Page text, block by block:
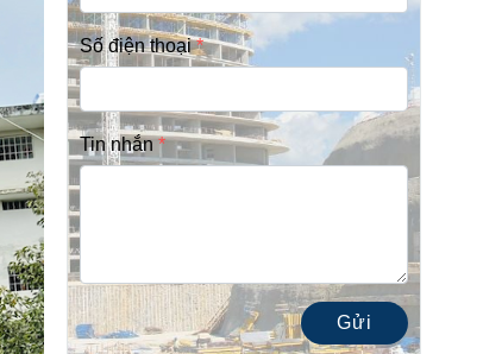
Số điện thoại
Tin nhắn
Gửi